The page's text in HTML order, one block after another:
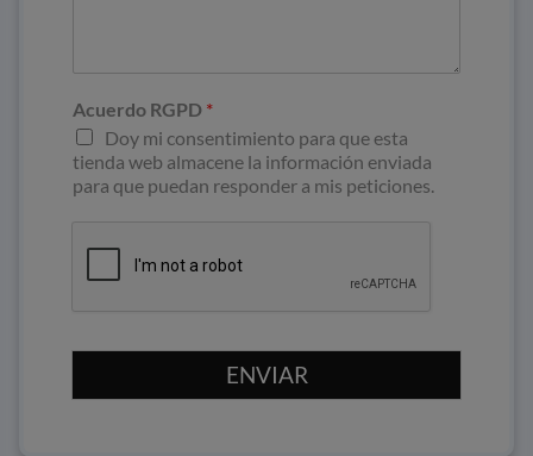
Acuerdo RGPD *
Doy mi consentimiento para que esta
tienda web almacene la información enviada
para que puedan responder a mis peticiones.
ENVIAR